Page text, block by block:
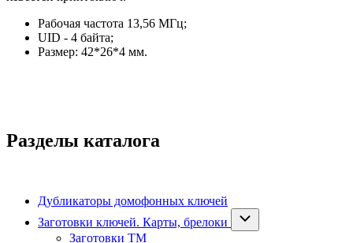
Рабочая частота 13,56 МГц;
UID - 4 байта;
Размер: 42*26*4 мм.
Разделы каталога
Дубликаторы домофонных ключей
Заготовки ключей. Карты, брелоки
Заготовки ТМ